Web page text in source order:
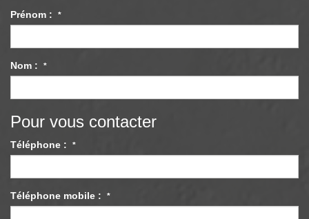
Prénom : *
Nom : *
Pour vous contacter
Téléphone : *
Téléphone mobile : *